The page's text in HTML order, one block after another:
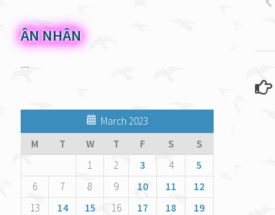
ÂN NHÂN
---
March 2023
M
T W T F S
S
1
2 3 4
5
6
7 8 9 10 11
12
13
14 15 16 17 18
19